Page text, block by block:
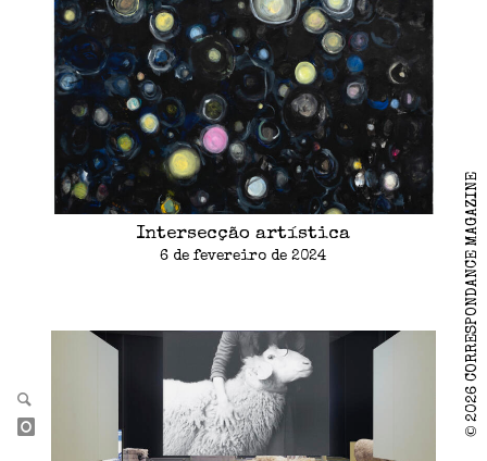
Intersecção artística
6 de fevereiro de 2024
©
2026 CORRESPONDANCE MAGAZINE